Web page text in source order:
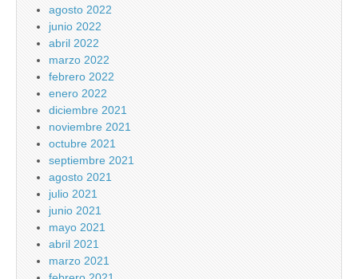
agosto 2022
junio 2022
abril 2022
marzo 2022
febrero 2022
enero 2022
diciembre 2021
noviembre 2021
octubre 2021
septiembre 2021
agosto 2021
julio 2021
junio 2021
mayo 2021
abril 2021
marzo 2021